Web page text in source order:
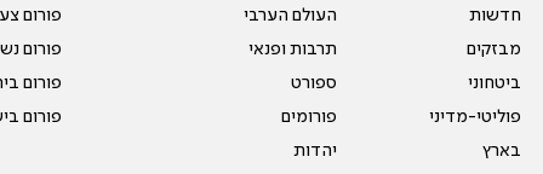
חדשות
מבזקים
ביטחוני
פוליטי-מדיני
בארץ
העולם הערבי
תרבות ופנאי
ספורט
פורומים
יהדות
פורום
פורום
פורום
פורום